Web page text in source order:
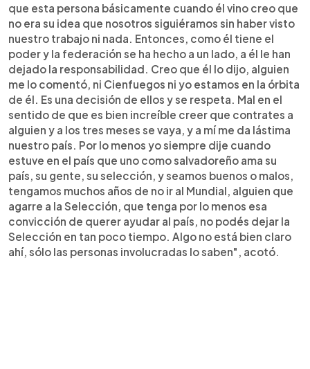
que esta persona básicamente cuando él vino creo que
no era su idea que nosotros siguiéramos sin haber visto
nuestro trabajo ni nada. Entonces, como él tiene el
poder y la federación se ha hecho a un lado, a él le han
dejado la responsabilidad. Creo que él lo dijo, alguien
me lo comentó, ni Cienfuegos ni yo estamos en la órbita
de él. Es una decisión de ellos y se respeta. Mal en el
sentido de que es bien increíble creer que contrates a
alguien y a los tres meses se vaya, y a mí me da lástima
nuestro país. Por lo menos yo siempre dije cuando
estuve en el país que uno como salvadoreño ama su
país, su gente, su selección, y seamos buenos o malos,
tengamos muchos años de no ir al Mundial, alguien que
agarre a la Selección, que tenga por lo menos esa
convicción de querer ayudar al país, no podés dejar la
Selección en tan poco tiempo. Algo no está bien claro
ahí, sólo las personas involucradas lo saben", acotó.